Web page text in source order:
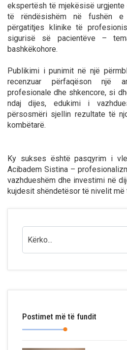
ekspertësh të mjekësisë urgjente
të rëndësishëm në fushën e
përgatitjes klinike të
sigurisë së pacientëve –
bashkëkohore.
Publikimi i punimit në një
recenzuar përfaqëson një
profesionale dhe shkencore, si
ndaj dijes, edukimi i
përsosmëri sjellin rezultate të
kombëtarë.
Ky sukses është pasqyrim i
Acibadem Sistina –
vazhdueshëm dhe investimi në
kujdesit shëndetësor të nivelit më
Postimet më të fundit